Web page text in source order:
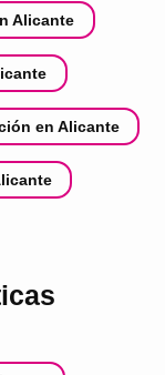
Alicante
en Alicante